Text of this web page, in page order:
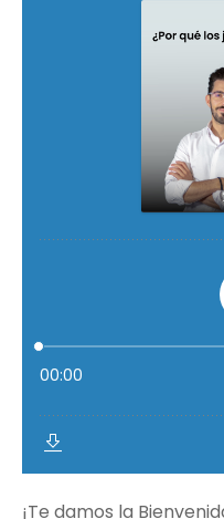
¡Te damos la